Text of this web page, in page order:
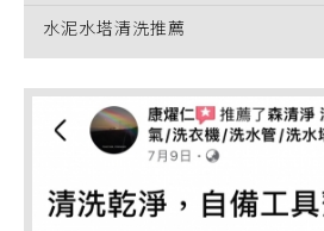
水泥水塔清洗推薦